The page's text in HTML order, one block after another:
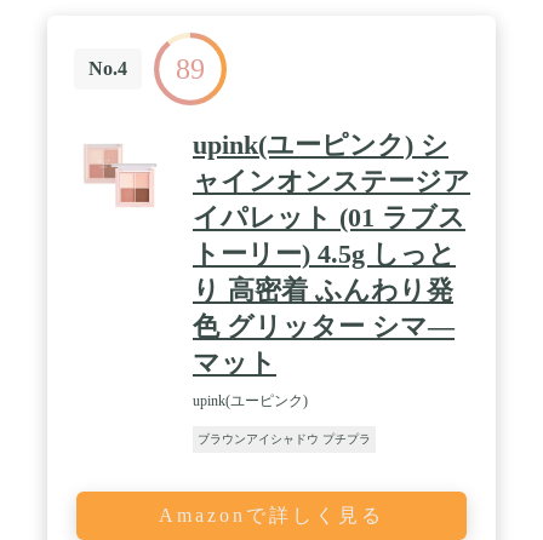
No.4 89
upink(ユーピンク) シ
ャインオンステージア
イパレット (01 ラブス
トーリー) 4.5g しっと
り 高密着 ふんわり発
色 グリッター シマ―
マット
upink(ユーピンク)
ブラウンアイシャドウ プチプラ
Amazonで詳しく見る